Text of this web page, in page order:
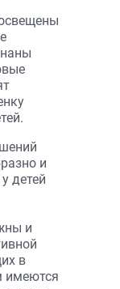
и
детей
и
в
имеются